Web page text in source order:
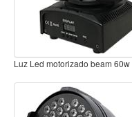
Pedal
Trono
Teclado
Teclado Digital
Luz Led motorizado beam